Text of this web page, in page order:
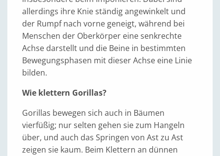
allerdings ihre Knie ständig angewinkelt und
der Rumpf nach vorne geneigt, während bei
Menschen der Oberkörper eine senkrechte
Achse darstellt und die Beine in bestimmten
Bewegungsphasen mit dieser Achse eine Linie
bilden.
Wie klettern Gorillas?
Gorillas bewegen sich auch in Bäumen
vierfüßig; nur selten gehen sie zum Hangeln
über, und auch das Springen von Ast zu Ast
zeigen sie kaum. Beim Klettern an dünnen